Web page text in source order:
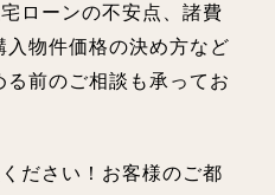
ローンの不安点、諸費
入物件価格の決め方など
前のご相談も承ってお
ださい！お客様のご都